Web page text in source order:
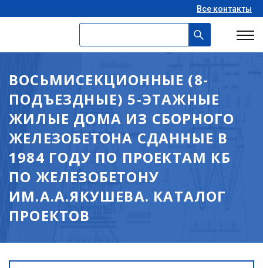
Все контакты
ВОСЬМИСЕКЦИОННЫЕ (8-
ПОДЪЕЗДНЫЕ) 5-ЭТАЖНЫЕ
ЖИЛЫЕ ДОМА ИЗ СБОРНОГО
ЖЕЛЕЗОБЕТОНА СДАННЫЕ В
1984 ГОДУ ПО ПРОЕКТАМ КБ
ПО ЖЕЛЕЗОБЕТОНУ
ИМ.А.А.ЯКУШЕВА. КАТАЛОГ
ПРОЕКТОВ